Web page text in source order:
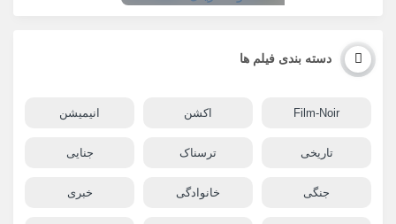
دسته بندی فیلم ها
Film-Noir اکشن انیمیشن
تاریخی ترسناک جنایی
جنگی خانوادگی خبری